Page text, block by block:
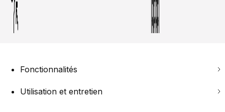
Fonctionnalités
Utilisation et entretien